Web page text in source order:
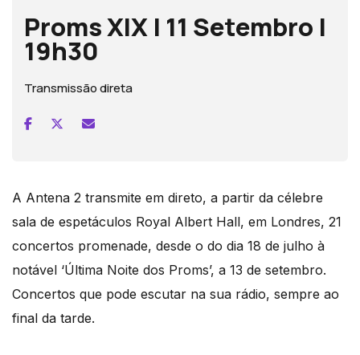
Proms XIX | 11 Setembro |
19h30
Transmissão direta
A Antena 2 transmite em direto, a partir da célebre
sala de espetáculos Royal Albert Hall, em Londres, 21
concertos promenade, desde o do dia 18 de julho à
notável ‘Última Noite dos Proms’, a 13 de setembro.
Concertos que pode escutar na sua rádio, sempre ao
final da tarde.